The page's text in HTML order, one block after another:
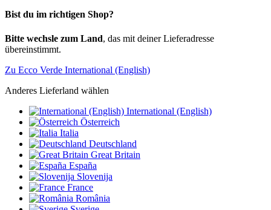
Bist du im richtigen Shop?
Bitte wechsle zum Land, das mit deiner Lieferadresse
übereinstimmt.
Zu Ecco Verde International (English)
Anderes Lieferland wählen
International (English)
Österreich
Italia
Deutschland
Great Britain
España
Slovenija
France
România